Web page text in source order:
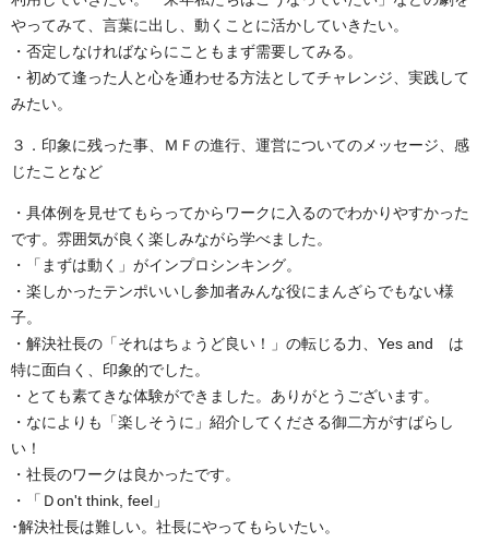
やってみて、言葉に出し、動くことに活かしていきたい。
・否定しなければならにこともまず需要してみる。
・初めて逢った人と心を通わせる方法としてチャレンジ、実践して
みたい。
３．印象に残った事、ＭＦの進行、運営についてのメッセージ、感
じたことなど
・具体例を見せてもらってからワークに入るのでわかりやすかった
です。雰囲気が良く楽しみながら学べました。
・「まずは動く」がインプロシンキング。
・楽しかったテンポいいし参加者みんな役にまんざらでもない様
子。
・解決社長の「それはちょうど良い！」の転じる力、Yes and は
特に面白く、印象的でした。
・とても素てきな体験ができました。ありがとうございます。
・なによりも「楽しそうに」紹介してくださる御二方がすばらし
い！
・社長のワークは良かったです。
・「Ｄon't think, feel」
･解決社長は難しい。社長にやってもらいたい。